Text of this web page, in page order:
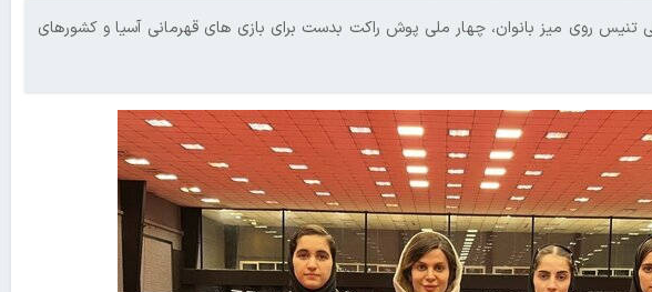
تنیس روی میز بانوان، چهار ملی پوش راکت بدست برای بازی های قهرمانی آسیا و کشورهای